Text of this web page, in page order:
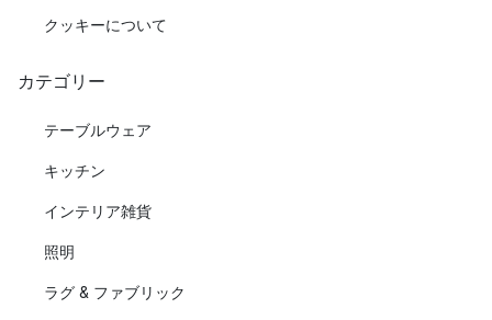
クッキーについて
カテゴリー
テーブルウェア
キッチン
インテリア雑貨
照明
ラグ & ファブリック